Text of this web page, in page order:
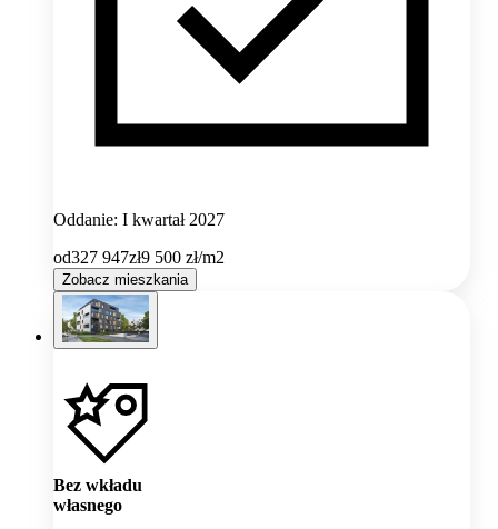
Oddanie: I kwartał 2027
od327 947zł9 500 zł/m2
Zobacz mieszkania
Bez wkładu
własnego